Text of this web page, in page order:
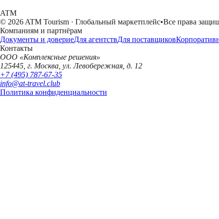
ATM
© 2026 ATM Tourism · Глобальный маркетплейс•Все права
Компаниям и партнёрам
Документы и довериеДля агентствДля поставщиков
Контакты
ООО «Комплексные решения»
125445, г. Москва, ул. Левобережная, д. 12
+7 (495) 787-67-35
info@at-travel.club
Политика конфиденциальности